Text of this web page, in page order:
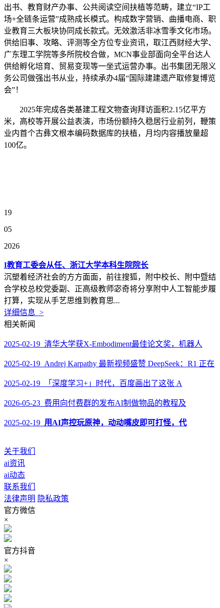
出书、教育财产办事、公共阅读空间扶植等范畴，建立“IP工
场+全链条运营”成熟成长模式。构成数字营销、曲播电商、职
业教育三大板块协同成长款式。无效激活非冰雪季文化市场。
供给旧事、攻略、评测等全方位专业资讯，取江西财经大学、
广东理工学院等多所院校合做，MCN事业部面向全平台达人
供给孵化培育、贸易变现等一坐式运营办事。出书集团无限义
务公司做强出书从业，持续承办4届“国际建建遗产取修复博览
会”！
2025年完成各类基建工程文物查询拜访面积2.15亿平方
米，高校等开展公益表演，市场份额持久稳居行业前列，鞭策
业内首个古彝文根本编码数据库的扶植，月均内容播放量超
100亿。
19
05
2026
I教育工委会从任、浙江大学本科生院院长
沉塑着经济社会的方方面面，前往搜狐，附中校长、附中暨结
合学校总校党委副、正高级教师宓奇将分享附中人工智能步履
打算，实现从手艺思维到教育思...
详细信息 >
相关新闻
2025-02-19 清华大学获X-Embodiment最佳论文奖，机器人
2025-02-19 Andrej Karpathy 最新视频盛赞 DeepSeek：R1 正在
2025-02-19 「深度学习+」时代，百度画出了这张 A
2026-05-23 费用向付费群的发布AI制做物品的教程及
2025-02-19 用AI声控玩原神，动动嘴皮即可打怪，代
关于我们
ai资讯
ai动态
联系我们
法律声明 隐私政策
官方微信
×
官方抖音
×